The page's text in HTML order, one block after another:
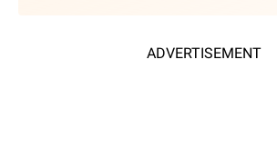
ADVERTISEMENT